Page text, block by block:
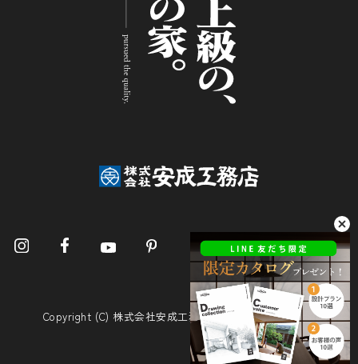
Copyright (C) 株式会社安成工務店. All Rights Reserved.